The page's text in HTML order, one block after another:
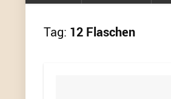
Tag: 12 Flaschen